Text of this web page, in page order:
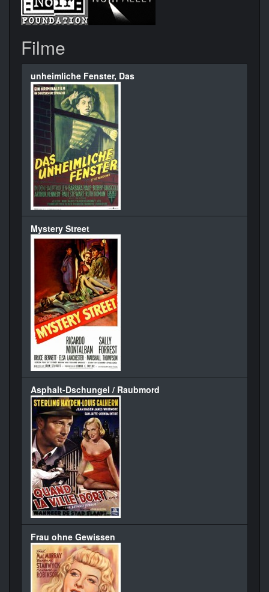
Filme
unheimliche Fenster, Das
Mystery Street
Asphalt-Dschungel / Raubmord
Frau ohne Gewissen